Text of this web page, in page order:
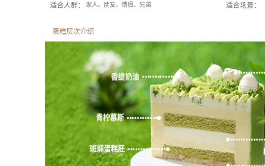
适合人群： 家人、朋友、情侣、兄弟 适合场景：
蛋糕层次介绍